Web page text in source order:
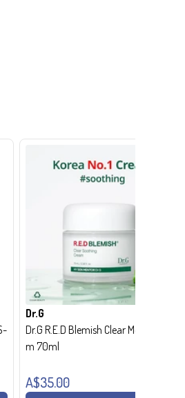
Dr.G
Dr.G R.E.D Blemish Clear Moisture Crea
m 70ml
A$35.00